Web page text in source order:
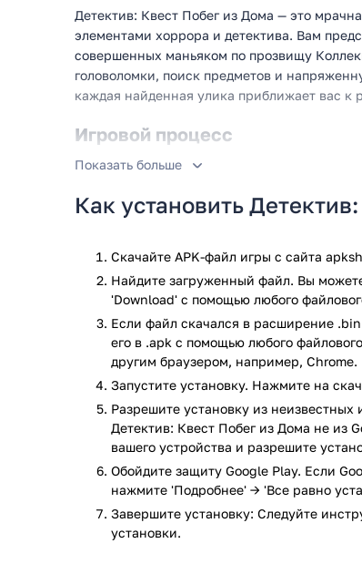
Детектив: Квест Побег из Дома — это
элементами хоррора и детектива. Вам
совершенных маньяком по прозвищу
головоломки, поиск предметов и
каждая найденная улика приближает вас к
Игровой процесс
Вы играете за детектива Эндрю Симмонса и
доме — месте первого преступления. Ваша
каждым уровнем сложность возрастает:
здания) требуют более внимательного
Особенности
Атмосфера нуара — стилизованная
локации.
Сложные головоломки — от поиска
Динамичный сюжет — повороты,
Режим без интернета — игра
Система подсказок — помогает
Детектив: Квест Побег из Дома — отличный
интеллектуальных испытаний. Игра
в себе элементы расследования и
нервы — скачивайте и начинайте
Показать больше
Как установить
Скачайте APK-файл игры с сайта
Найдите загруженный файл. Вы
'Download' с помощью любого
Если файл скачался в расширение
его в .apk с помощью любого
другим браузером, например, Chrome.
Запустите установку. Нажмите на
Разрешите установку из
Детектив: Квест Побег из Дома не из
вашего устройства и разрешите
Обойдите защиту Google Play. Если
нажмите 'Подробнее' → 'Все равно
Завершите установку: Следуйте
установки.